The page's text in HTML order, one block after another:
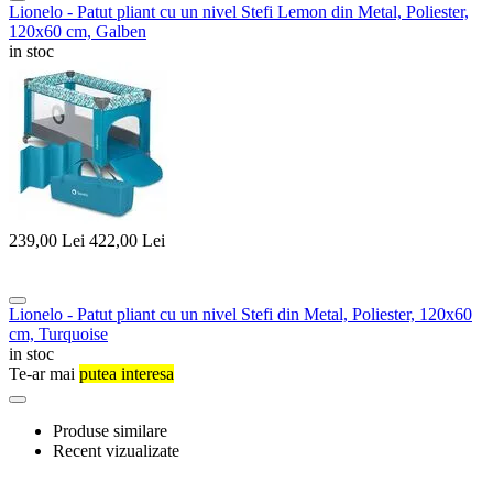
Lionelo - Patut pliant cu un nivel Stefi Lemon din Metal, Poliester,
120x60 cm, Galben
in stoc
239,00 Lei 422,00 Lei
Lionelo - Patut pliant cu un nivel Stefi din Metal, Poliester, 120x60
cm, Turquoise
in stoc
Te-ar mai putea interesa
Produse similare
Recent vizualizate